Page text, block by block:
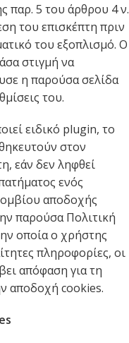
παρ. 5 του άρθρου 4 ν.
του επισκέπτη πριν
του εξοπλισμό. Ο
στιγμή να
η παρούσα σελίδα
του.
ειδικό plugin, το
στον
εάν δεν ληφθεί
ενός
αποδοχής
παρούσα Πολιτική
οποία ο χρήστης
πληροφορίες, οι
απόφαση για τη
αποδοχή cookies.